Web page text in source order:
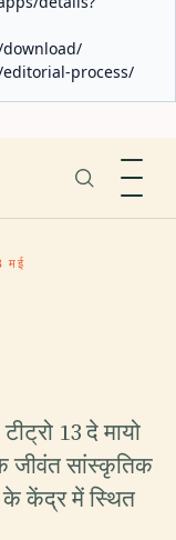
process/
मई
13 दे मायो
जीवंत सांस्कृतिक
के केंद्र में स्थित